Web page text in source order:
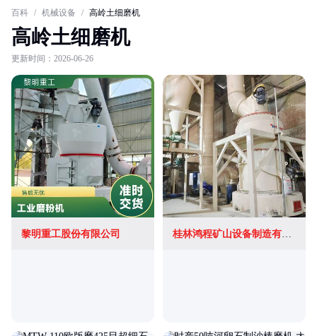
百科 / 机械设备 / 高岭土细磨机
高岭土细磨机
更新时间：2026-06-26
黎明重工股份有限公司 桂林鸿程矿山设备制造有限责任公司